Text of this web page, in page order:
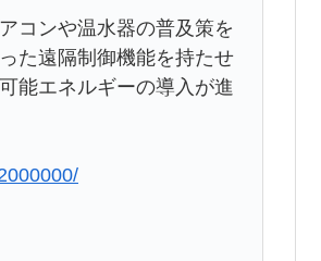
コンや温水器の普及策を
た遠隔制御機能を持たせ
能エネルギーの導入が進